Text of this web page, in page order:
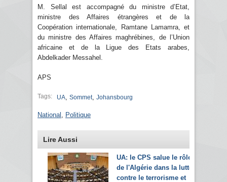
M. Sellal est accompagné du ministre d’Etat,
ministre des Affaires étrangères et de la
Coopération internationale, Ramtane Lamamra, et
du ministre des Affaires maghrébines, de l’Union
africaine et de la Ligue des Etats arabes,
Abdelkader Messahel.
APS
Tags: UA Sommet, Johansbourg
National Politique
Lire Aussi
UA: le CPS salue le rôle
de l'Algérie dans la lutte
contre le terrorisme et